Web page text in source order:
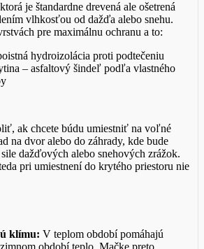
je štandardne drevená ale ošetrená
vlhkosťou od dažďa alebo snehu.
pre maximálnu ochranu a to:
hydroizolácia proti podtečeniu
– asfaltový šindeľ podľa vlastného
ak chcete búdu umiestniť na voľné
na dvor alebo do záhrady, kde bude
dažďových alebo snehových zrážok.
pri umiestnení do krytého priestoru nie
klímu: V teplom období pomáhajú
období teplo. Mačke preto